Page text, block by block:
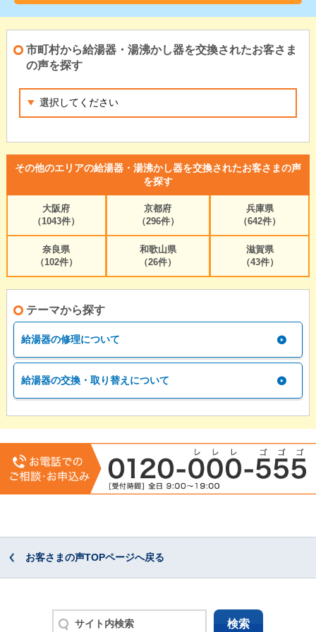
市町村から給湯器・湯沸かし器を交換されたお客さま
の声を探す
その他のエリアの給湯器・湯沸かし器を交換されたお客さまの声
を探す
大阪府
（1043件）
京都府
（296件）
兵庫県
（642件）
奈良県
（102件）
和歌山県
（26件）
滋賀県
（43件）
テーマから探す
給湯器の修理について
給湯器の交換・取り替えについて
お客さまの声TOPページへ戻る